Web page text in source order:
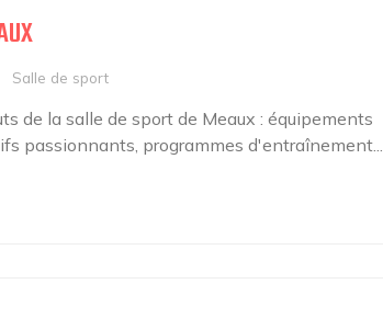
Salle de sport
de la salle de sport de Meaux : équipements
passionnants, programmes d'entraînement...